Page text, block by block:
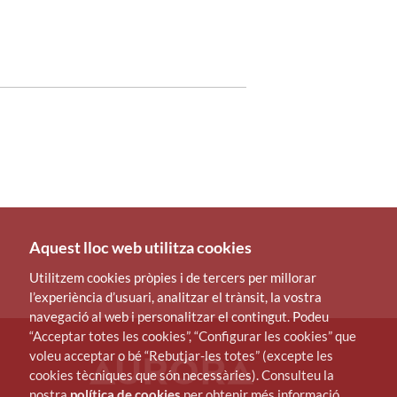
Aquest lloc web utilitza cookies
Utilitzem cookies pròpies i de tercers per millorar
l’experiència d’usuari, analitzar el trànsit, la vostra
navegació al web i personalitzar el contingut. Podeu
“Acceptar totes les cookies”, “Configurar les cookies” que
voleu acceptar o bé “Rebutjar-les totes” (excepte les
cookies tècniques que són necessàries). Consulteu la